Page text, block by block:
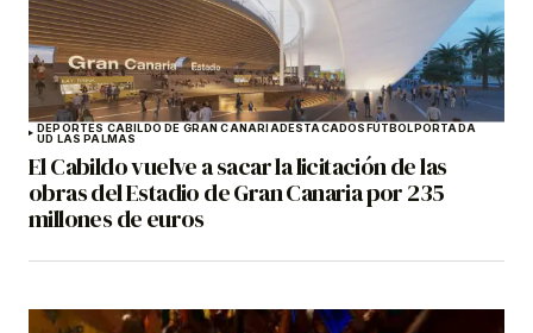
DEPORTES CABILDO DE GRAN CANARIADESTACADOSFÚTBOLPORTADA
UD LAS PALMAS
El Cabildo vuelve a sacar la licitación de las
obras del Estadio de Gran Canaria por 235
millones de euros